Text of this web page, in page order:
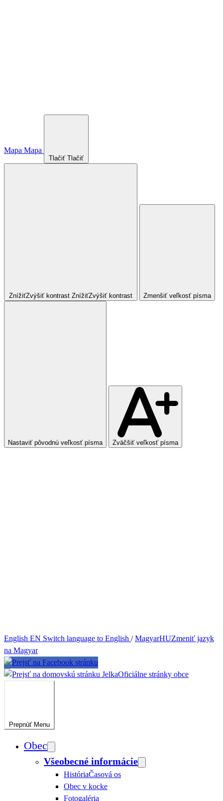
Mapa Mapa
Tlačiť Tlačiť
ZnížiťZvýšiť kontrast ZnížiťZvýšiť kontrast Zmenšiť veľkosť písma
Nastaviť pôvodnú veľkosť písma Zväčšiť veľkosť písma
English EN Switch language to English /MagyarHUZmeniť jazyk
na Magyar
JelkaOficiálne stránky obce
Prepnúť Menu
Obec
Všeobecné informácie
HistóriaČasová os
Obec v kocke
Fotogaléria